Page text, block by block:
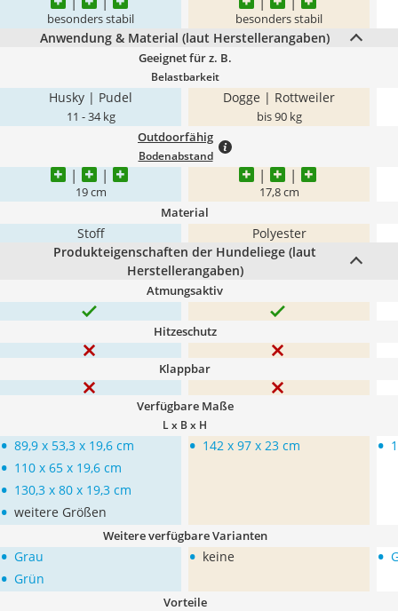
besonders stabil besonders stabil
Anwendung & Material (laut Herstellerangaben)
Geeignet für z. B.
Belastbarkeit
Husky | Pudel
11 - 34 kg
Dogge | Rottweiler
bis 90 kg
Outdoorfähig
Bodenabstand
19 cm 17,8 cm
Material
Stoff
Polyester
Produkteigenschaften der Hundeliege (laut
Herstellerangaben)
Atmungsaktiv
Hitzeschutz
Klappbar
Verfügbare Maße
L x B x H
• 89,9 x 53,3 x 19,6 cm
• 110 x 65 x 19,6 cm
• 130,3 x 80 x 19,3 cm
• weitere Größen
• 142 x 97 x 23 cm •
Weitere verfügbare Varianten
• Grau
• Grün
• keine •
Vorteile